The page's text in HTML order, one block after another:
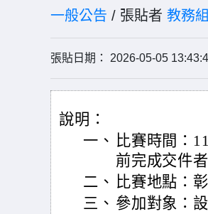
一般公告 / 張貼者 教務
張貼日期： 2026-05-05
說明：
一、 比賽時間：
前完成交件
二、 比賽地點：
三、 參加對象：